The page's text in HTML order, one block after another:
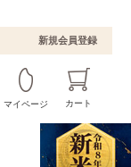
新規会員登録
マイページ カート